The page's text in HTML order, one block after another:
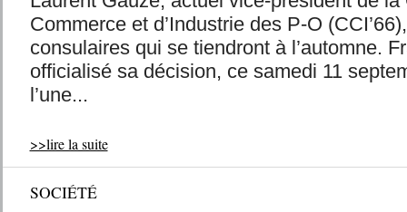
Commerce et d’Industrie des P-O
consulaires qui se tiendront à l’automne.
officialisé sa décision, ce samedi 11
l’une...
>>lire la suite
SOCIÉTÉ